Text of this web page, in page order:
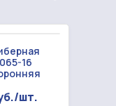
16
шт.смету на
спасибо!
свяжется наш